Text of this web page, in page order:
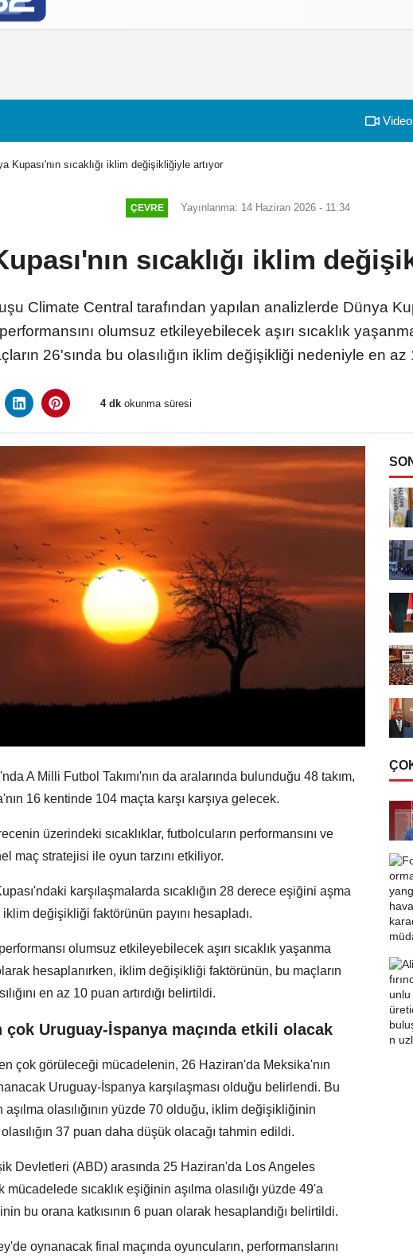
Kupası'nın sıcaklığı iklim değişikliğiyle artıyor
ÇEVRE Yayınlanma: 14 Haziran 2026 - 11:34
sıcaklığı iklim
Climate Central tarafından yapılan analizlerde Dünya
olumsuz etkileyebilecek aşırı sıcaklık
26'sında bu olasılığın iklim değişikliği nedeniyle en az
4 dk okunma süresi
A Milli Futbol Takımı'nın da aralarında bulunduğu 48 takım,
16 kentinde 104 maçta karşı karşıya gelecek.
üzerindeki sıcaklıklar, futbolcuların performansını ve
maç stratejisi ile oyun tarzını etkiliyor.
karşılaşmalarda sıcaklığın 28 derece eşiğini aşma
iklim değişikliği faktörünün payını hesapladı.
olumsuz etkileyebilecek aşırı sıcaklık yaşanma
hesaplanırken, iklim değişikliği faktörünün, bu maçların
en az 10 puan artırdığı belirtildi.
Uruguay-İspanya maçında etkili olacak
çok görüleceği mücadelenin, 26 Haziran'da Meksika'nın
Uruguay-İspanya karşılaşması olduğu belirlendi. Bu
olasılığının yüzde 70 olduğu, iklim değişikliğinin
37 puan daha düşük olacağı tahmin edildi.
Devletleri (ABD) arasında 25 Haziran'da Los Angeles
sıcaklık eşiğinin aşılma olasılığı yüzde 49'a
bu orana katkısının 6 puan olarak hesaplandığı belirtildi.
oynanacak final maçında oyuncuların, performanslarını